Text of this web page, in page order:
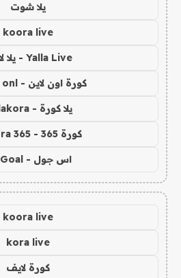
يلا شوت
koora live
Yalla Live - يلا لايف
كورة اون لاين - koora onl
يلا كورة - yallakora
كورة 365 - kooora 365
اس جول - AS Goal
koora live
kora live
كورة لايف